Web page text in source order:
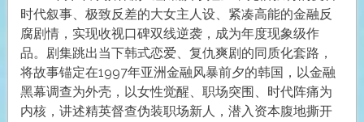
时代叙事、极致反差的大女主人设、紧凑高能的金融反
腐剧情，实现收视口碑双线逆袭，成为年度现象级作
品。剧集跳出当下韩式恋爱、复仇爽剧的同质化套路，
将故事锚定在1997年亚洲金融风暴前夕的韩国，以金融
黑幕调查为外壳，以女性觉醒、职场突围、时代阵痛为
内核，讲述精英督查伪装职场新人，潜入资本腹地撕开